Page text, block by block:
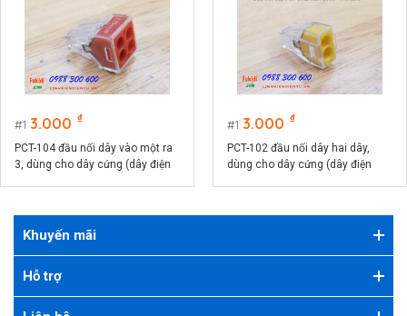
1 3.000 ₫
PCT-104 đầu nối dây vào một ra
3, dùng cho dây cứng (dây điện
1 3.000 ₫
PCT-102 đầu nối dây hai dây,
dùng cho dây cứng (dây điện
Khuyến mãi
Hỗ trợ